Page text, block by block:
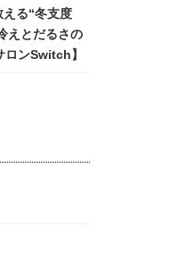
る“冬支度
えとだるさの
ンSwitch】